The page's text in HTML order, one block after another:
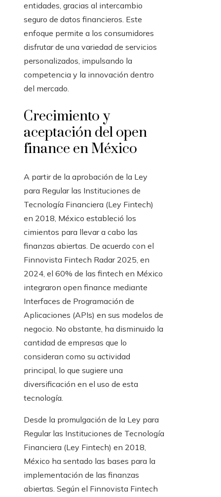
entidades, gracias al intercambio
seguro de datos financieros. Este
enfoque permite a los consumidores
disfrutar de una variedad de servicios
personalizados, impulsando la
competencia y la innovación dentro
del mercado.
Crecimiento y
aceptación del open
finance en México
A partir de la aprobación de la Ley
para Regular las Instituciones de
Tecnología Financiera (Ley Fintech)
en 2018, México estableció los
cimientos para llevar a cabo las
finanzas abiertas. De acuerdo con el
Finnovista Fintech Radar 2025, en
2024, el 60% de las fintech en México
integraron open finance mediante
Interfaces de Programación de
Aplicaciones (APIs) en sus modelos de
negocio. No obstante, ha disminuido la
cantidad de empresas que lo
consideran como su actividad
principal, lo que sugiere una
diversificación en el uso de esta
tecnología.
Desde la promulgación de la Ley para
Regular las Instituciones de Tecnología
Financiera (Ley Fintech) en 2018,
México ha sentado las bases para la
implementación de las finanzas
abiertas. Según el Finnovista Fintech